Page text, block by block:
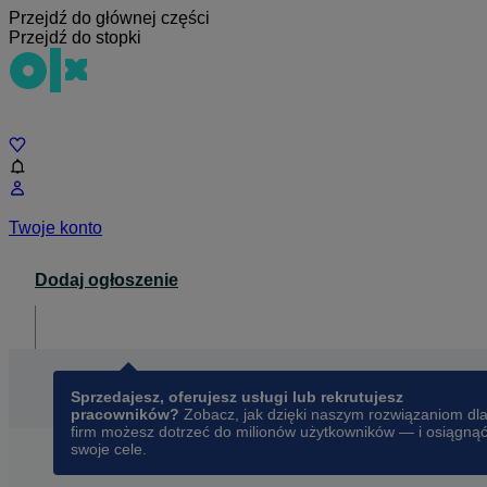
Przejdź do głównej części
Przejdź do stopki
Twoje konto
Dodaj ogłoszenie
Sprzedajesz, oferujesz usługi lub rekrutujesz
pracowników? Zobacz, jak dzięki naszym rozwiązaniom dla
firm możesz dotrzeć do milionów użytkowników — i osiągnąć
swoje cele.